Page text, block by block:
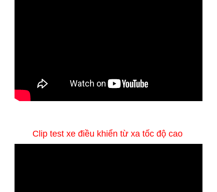
Clip test xe điều khiển từ xa tốc độ cao